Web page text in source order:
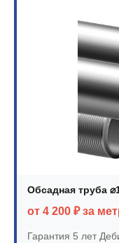
Обсадная труба
от 4 200 ₽ за
Гарантия 5 лет